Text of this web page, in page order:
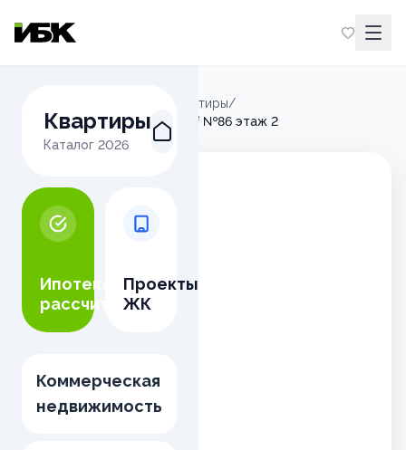
Квартиры
Каталог 2026
Ипотека
рассчитать
Проекты
ЖК
Коммерческая
недвижимость
Квартиры/
2-комнатная квартира 40.3м² №86 этаж 2